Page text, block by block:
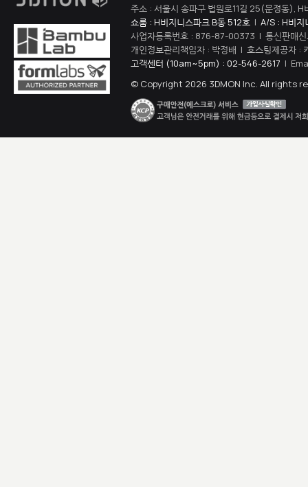
주소 : 서울시 송파구 법원로11길 25(문정동),
쇼룸 : H비지니스파크 B동 512호 | A/S : H비지
사업자등록번호 : 876-87-00373 | 통신판매
개인정보관리책임자 : 박정배 | 호스팅제공자 :
고객센터 (10am~5pm) : 02-546-2617 |
© Copyright 2026 3DMON Inc. All rights